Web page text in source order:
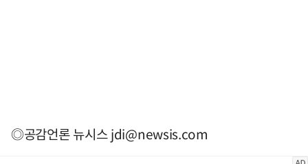
◎공감언론 뉴시스jdi@newsis.com